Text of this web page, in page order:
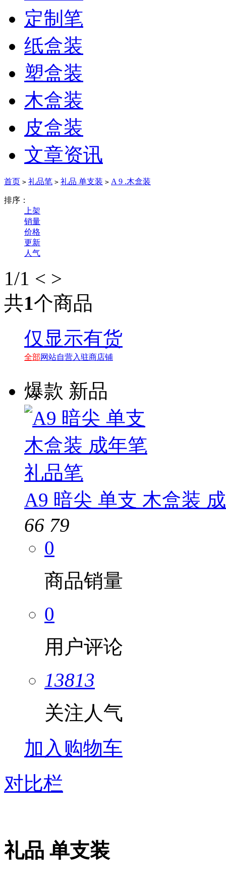
定制笔
纸盒装
塑盒装
木盒装
皮盒装
文章资讯
首页 > 礼品笔 > 礼品 单支装 > A 9 .木盒装
排序：
上架
销量
价格
更新
人气
1/1 < >
共1个商品
仅显示有货
全部网站自营入驻商店铺
爆款 新品
A9 暗尖 单支 木盒装
66 79
0
商品销量
0
用户评论
13813
关注人气
加入购物车
对比栏
礼品 单支装